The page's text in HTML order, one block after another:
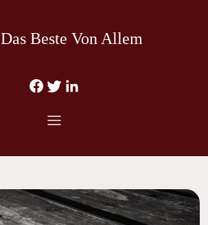
Das Beste Von Allem